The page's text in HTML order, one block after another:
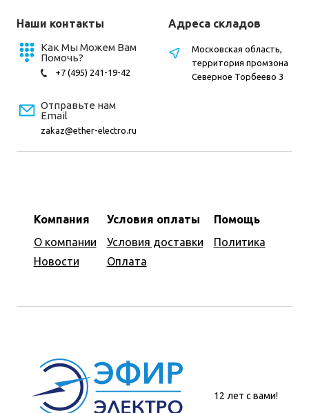
Наши контакты
Как Мы Можем Вам
Помочь?
+7 (495) 241-19-42
Отправьте нам
Email
zakaz@ether-electro.ru
Компания
О компании
Новости
Условия оплаты
Условия доставки
Оплата
Помощь
Политика
Адреса складов
Московская область,
территория промзона
Северное Торбеево 3
12 лет с вами!